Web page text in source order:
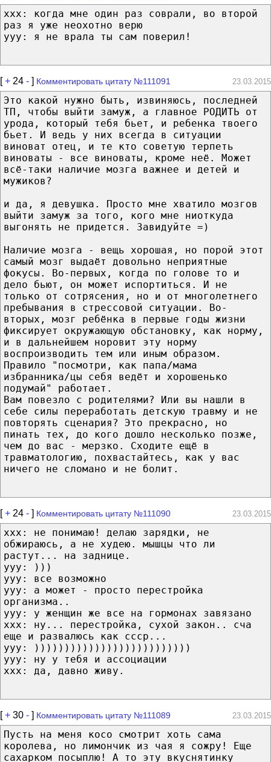
xxx: когда мне один раз соврали, во второй
раз я уже неохотно верю
yyy: я не врала ты сам поверил!
[+ 24 - ] Комментировать цитату №111091 23.03.2015
Это какой нужно быть, извиняюсь, последней
ТП, чтобы выйти замуж, а главное РОДИТЬ от
урода, который тебя бьет, и ребенка твоего
бьет. И ведь у них всегда в ситуации
виноват отец, и те кто советую терпеть
виноваты - все виноваты, кроме неё. Может
всё-таки наличие мозга важнее и детей и
мужиков?
и да, я девушка. Просто мне хватило мозгов
выйти замуж за того, кого мне ниоткуда
выгонять не придется. Завидуйте =)
Наличие мозга - вещь хорошая, но порой этот
самый мозг выдаёт довольно неприятные
фокусы. Во-первых, когда по голове то и
дело бьют, он может испортиться. И не
только от сотрясения, но и от многолетнего
пребывания в стрессовой ситуации. Во-
вторых, мозг ребёнка в первые годы жизни
фиксирует окружающую обстановку, как норму,
и в дальнейшем норовит эту норму
воспроизводить тем или иным образом.
Правило "посмотри, как папа/мама
избранника/цы себя ведёт и хорошенько
подумай" работает.
Вам повезло с родителями? Или вы нашли в
себе силы переработать детскую травму и не
повторять сценария? Это прекрасно, но
пинать тех, до кого дошло несколько позже,
чем до вас - мерзко. Сходите ещё в
травматологию, похвастайтесь, как у вас
ничего не сломано и не болит.
[+ 24 - ] Комментировать цитату №111090 23.03.2015
xxx: не понимаю! делаю зарядки, не
обжираюсь, а не худею. мышцы что ли
растут... на заднице.
yyy: )))
yyy: все возможно
yyy: а может - просто перестройка
организма..
yyy: у женщин же все на гормонах завязано
xxx: ну... перестройка, сухой закон.. сча
еще и развалюсь как ссср...
yyy: ))))))))))))))))))))))))))
yyy: ну у тебя и ассоциации
xxx: да, давно живу.
[+ 30 - ] Комментировать цитату №111089 23.03.2015
Пусть на меня косо смотрит хоть сама
королева, но лимончик из чая я сожру! Еще
сахарком посыплю! А то эту вкуснятинку